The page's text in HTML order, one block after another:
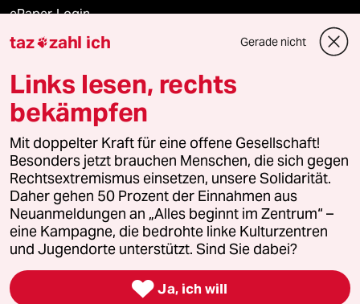
ePaper Login
Downloads für Abonnierende
© 2026 taz Verlags und Vertriebs GmbH
Alle Rechte vorbehalten. Bei rechtlichen Fragen oder für Genehmigungen
wenden Sie sich bitte an lizenzen@taz.de
Feedback Redaktionsstatut Kommune-Richtlinien
Leitlinie Informant Datenschutz Impressum AGB
Seitenwende Einwilligungen widerrufen (Ads)
taz zahl ich Gerade nicht
Links lesen, rechts
bekämpfen
Mit doppelter Kraft für eine offene Gesellschaft!
Besonders jetzt brauchen Menschen, die sich gegen
Rechtsextremismus einsetzen, unsere Solidarität.
Daher gehen 50 Prozent der Einnahmen aus
Neuanmeldungen an „Alles beginnt im Zentrum“ –
eine Kampagne, die bedrohte linke Kulturzentren
und Jugendorte unterstützt. Sind Sie dabei?
 Ja, ich will